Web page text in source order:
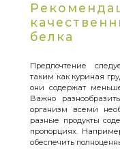
белка
Предпочтение
таким как куриная
они содержат
Важно
организм всеми
разные продукты
пропорциях.
обеспечить